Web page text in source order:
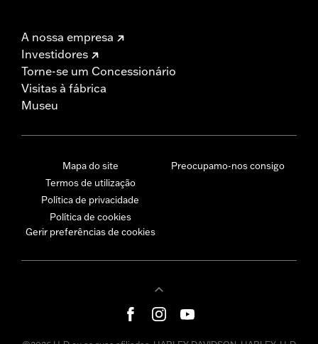
A nossa empresa
Investidores
Torne-se um Concessionário
Visitas à fábrica
Museu
Mapa do site
Termos de utilização
Política de privacidade
Política de cookies
Gerir preferências de cookies
Preocupamo-nos consigo